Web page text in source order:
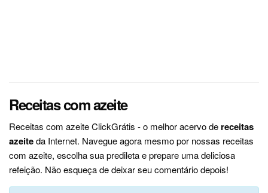
Receitas com azeite
Receitas com azeite ClickGrátis - o melhor acervo de receitas
azeiteda Internet. Navegue agora mesmo por nossas receitas
com azeite, escolha sua predileta e prepare uma deliciosa
refeição. Não esqueça de deixar seu comentário depois!